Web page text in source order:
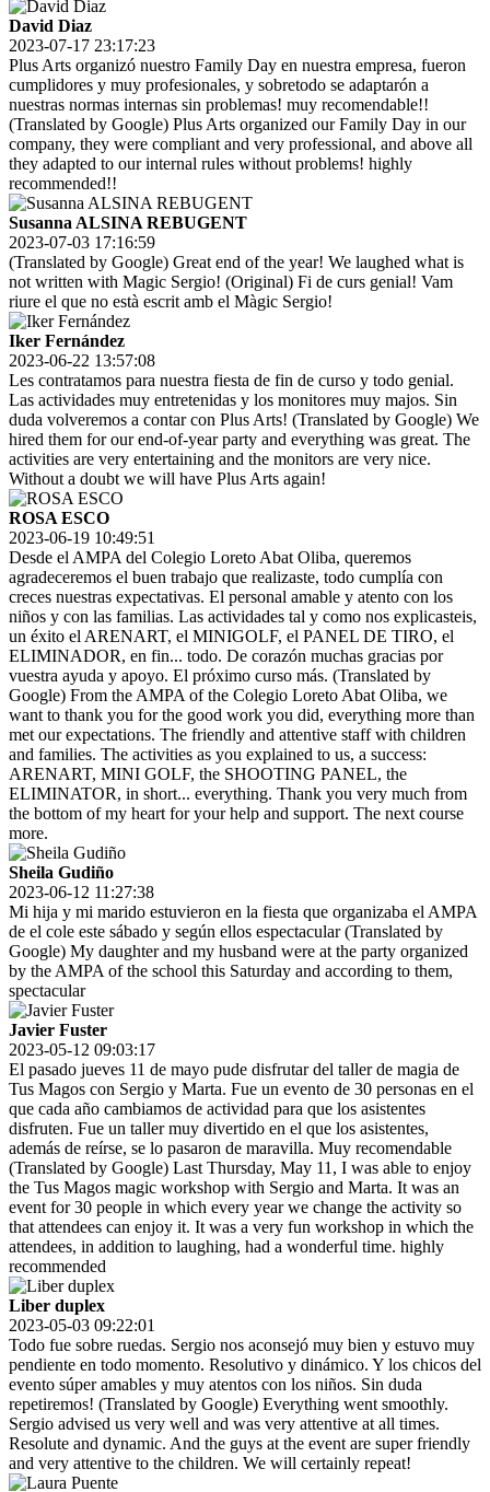
David Diaz
2023-07-17 23:17:23
Plus Arts organizó nuestro Family Day en nuestra empresa, fueron
cumplidores y muy profesionales, y sobretodo se adaptarón a
nuestras normas internas sin problemas! muy recomendable!!
(Translated by Google) Plus Arts organized our Family Day in our
company, they were compliant and very professional, and above all
they adapted to our internal rules without problems! highly
recommended!!
Susanna ALSINA REBUGENT
2023-07-03 17:16:59
(Translated by Google) Great end of the year! We laughed what is
not written with Magic Sergio! (Original) Fi de curs genial! Vam
riure el que no està escrit amb el Màgic Sergio!
Iker Fernández
2023-06-22 13:57:08
Les contratamos para nuestra fiesta de fin de curso y todo genial.
Las actividades muy entretenidas y los monitores muy majos. Sin
duda volveremos a contar con Plus Arts! (Translated by Google) We
hired them for our end-of-year party and everything was great. The
activities are very entertaining and the monitors are very nice.
Without a doubt we will have Plus Arts again!
ROSA ESCO
2023-06-19 10:49:51
Desde el AMPA del Colegio Loreto Abat Oliba, queremos
agradeceremos el buen trabajo que realizaste, todo cumplía con
creces nuestras expectativas. El personal amable y atento con los
niños y con las familias. Las actividades tal y como nos explicasteis,
un éxito el ARENART, el MINIGOLF, el PANEL DE TIRO, el
ELIMINADOR, en fin... todo. De corazón muchas gracias por
vuestra ayuda y apoyo. El próximo curso más. (Translated by
Google) From the AMPA of the Colegio Loreto Abat Oliba, we
want to thank you for the good work you did, everything more than
met our expectations. The friendly and attentive staff with children
and families. The activities as you explained to us, a success:
ARENART, MINI GOLF, the SHOOTING PANEL, the
ELIMINATOR, in short... everything. Thank you very much from
the bottom of my heart for your help and support. The next course
more.
Sheila Gudiño
2023-06-12 11:27:38
Mi hija y mi marido estuvieron en la fiesta que organizaba el AMPA
de el cole este sábado y según ellos espectacular (Translated by
Google) My daughter and my husband were at the party organized
by the AMPA of the school this Saturday and according to them,
spectacular
Javier Fuster
2023-05-12 09:03:17
El pasado jueves 11 de mayo pude disfrutar del taller de magia de
Tus Magos con Sergio y Marta. Fue un evento de 30 personas en el
que cada año cambiamos de actividad para que los asistentes
disfruten. Fue un taller muy divertido en el que los asistentes,
además de reírse, se lo pasaron de maravilla. Muy recomendable
(Translated by Google) Last Thursday, May 11, I was able to enjoy
the Tus Magos magic workshop with Sergio and Marta. It was an
event for 30 people in which every year we change the activity so
that attendees can enjoy it. It was a very fun workshop in which the
attendees, in addition to laughing, had a wonderful time. highly
recommended
Liber duplex
2023-05-03 09:22:01
Todo fue sobre ruedas. Sergio nos aconsejó muy bien y estuvo muy
pendiente en todo momento. Resolutivo y dinámico. Y los chicos del
evento súper amables y muy atentos con los niños. Sin duda
repetiremos! (Translated by Google) Everything went smoothly.
Sergio advised us very well and was very attentive at all times.
Resolute and dynamic. And the guys at the event are super friendly
and very attentive to the children. We will certainly repeat!